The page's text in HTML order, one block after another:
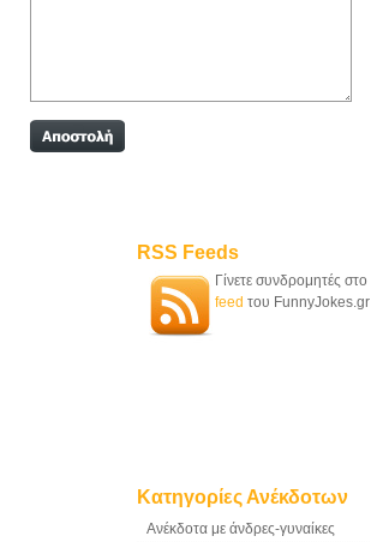
RSS Feeds
Γίνετε συνδρομητές στο
feed του FunnyJokes.gr
Κατηγορίες Ανέκδοτων
Ανέκδοτα με άνδρες-γυναίκες